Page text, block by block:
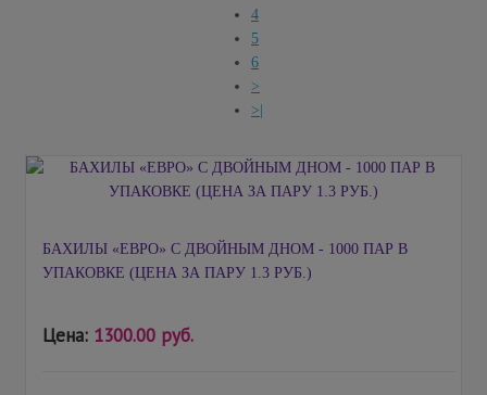
4
5
6
>
>|
БАХИЛЫ «ЕВРО» С ДВОЙНЫМ ДНОМ - 1000 ПАР В
УПАКОВКЕ (ЦЕНА ЗА ПАРУ 1.3 РУБ.)
Цена: 1300.00 руб.